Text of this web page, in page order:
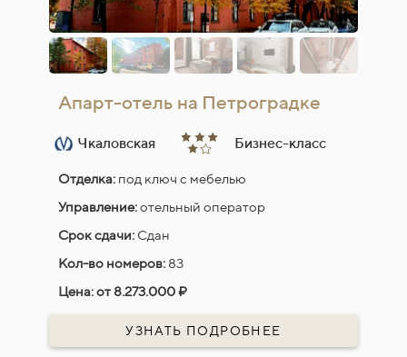
Апарт-отель на Петроградке
Чкаловская Бизнес-класс
Отделка: под ключ с мебелью
Управление:отельный оператор
Срок сдачи: Сдан
Кол-во номеров: 83
Цена:от 8.273.000 ₽
УЗНАТЬ ПОДРОБНЕЕ